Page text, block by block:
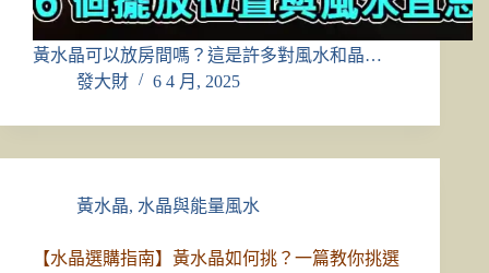
黃水晶可以放房間嗎？這是許多對風水和晶…
發大財
6 4 月, 2025
黃水晶, 水晶與能量風水
【水晶選購指南】黃水晶如何挑？一篇教你挑選